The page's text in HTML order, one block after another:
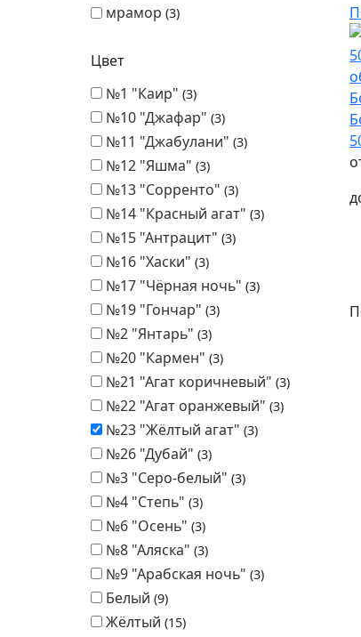
мрамор 3
Цвет
№1 "Каир" 3
№10 "Джафар" 3
№11 "Джабулани" 3
№12 "Яшма" 3
№13 "Сорренто" 3
№14 "Красный агат" 3
№15 "Антрацит" 3
№16 "Хаски" 3
№17 "Чёрная ночь" 3
№19 "Гончар" 3
№2 "Янтарь" 3
№20 "Кармен" 3
№21 "Агат коричневый" 3
№22 "Агат оранжевый" 3
№23 "Жёлтый агат" 3
№26 "Дубай" 3
№3 "Серо-белый" 3
№4 "Степь" 3
№6 "Осень" 3
№8 "Аляска" 3
№9 "Арабская ночь" 3
Белый 9
Жёлтый 15